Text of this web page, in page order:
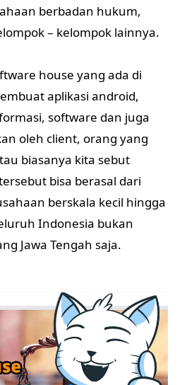
berbadan hukum,
– kelompok lainnya.
house yang ada di
aplikasi android,
software dan juga
oleh client, orang yang
biasanya kita sebut
bisa berasal dari
berskala kecil hingga
Indonesia bukan
Jawa Tengah saja.